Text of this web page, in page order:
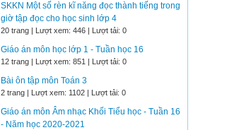
SKKN Một số rèn kĩ năng đọc thành tiếng trong
giờ tập đọc cho học sinh lớp 4
20 trang | Lượt xem: 446 | Lượt tải: 0
Giáo án môn học lớp 1 - Tuần học 16
12 trang | Lượt xem: 851 | Lượt tải: 0
Bài ôn tập môn Toán 3
2 trang | Lượt xem: 1102 | Lượt tải: 0
Giáo án môn Âm nhạc Khối Tiểu học - Tuần 16
- Năm học 2020-2021